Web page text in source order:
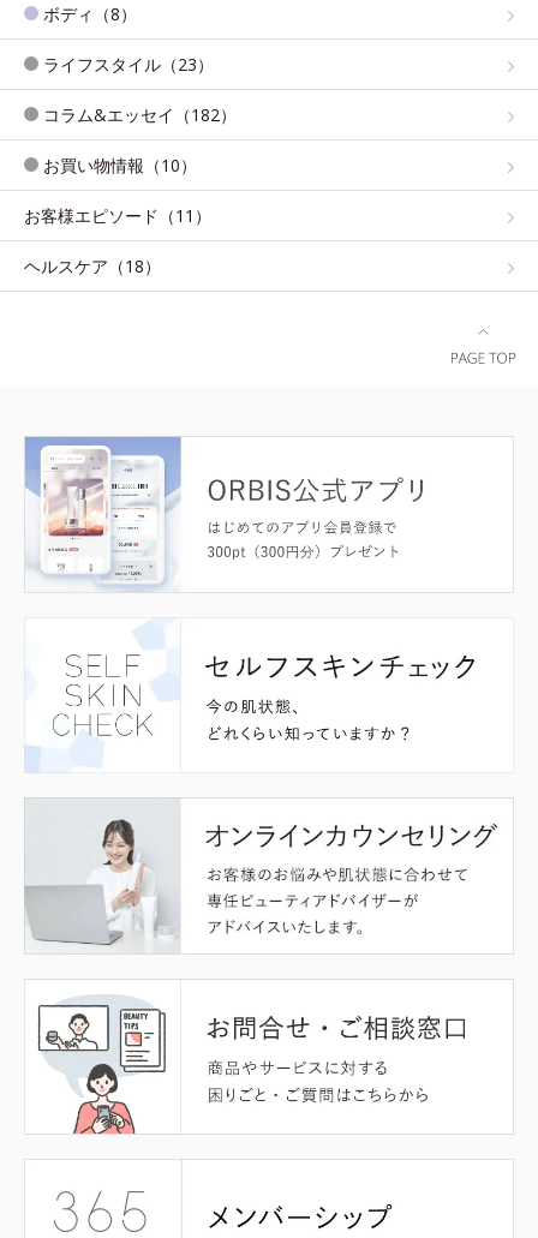
ボディ（8）
ライフスタイル（23）
コラム&エッセイ（182）
お買い物情報（10）
お客様エピソード（11）
ヘルスケア（18）